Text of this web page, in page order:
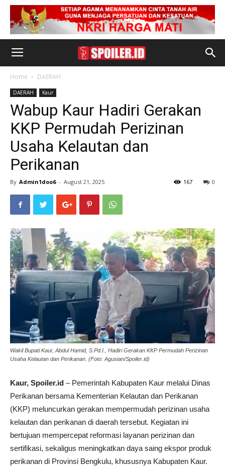
Home DAERAH
DAERAH Kaur
Wabup Kaur Hadiri Gerakan
KKP Permudah Perizinan
Usaha Kelautan dan
Perikanan
By Admin1doo6 - August 21, 2025 0
167
Wakil Bupati Kaur, Abdul Hamid, S.Pd.I., Hadiri Gerakan KKP Permudah Perizinan
Usaha Kelautan dan Perikanan. (Foto: Agusian/Spoiler.id)
Kaur, Spoiler.id – Pemerintah Kabupaten Kaur melalui Dinas
Perikanan bersama Kementerian Kelautan dan Perikanan
(KKP) meluncurkan gerakan mempermudah perizinan usaha
kelautan dan perikanan di daerah tersebut. Kegiatan ini
bertujuan mempercepat reformasi layanan perizinan dan
sertifikasi, sekaligus meningkatkan daya saing ekspor produk
perikanan di Provinsi Bengkulu, khususnya Kabupaten Kaur.